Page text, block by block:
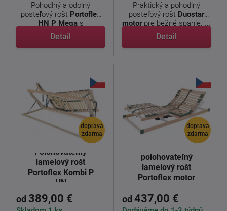
Pohodlný a odolný
posteľový rošt Portoflex
HN P Megas
nadštandardnou ...
Detail
Praktický a pohodlný
posteľový rošt Duostar
motorpre bežné spanie. ...
Detail
doprava
zdarma
Polohovateľný
lamelový rošt
Portoflex Kombi P
HN
od 389,00 €
doprava
zdarma
polohovateľný
lamelový rošt
Portoflex motor
od 437,00 €